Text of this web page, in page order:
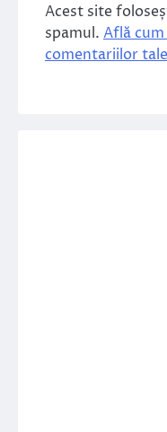
Acest site
spamul. Află
comentariilor tale